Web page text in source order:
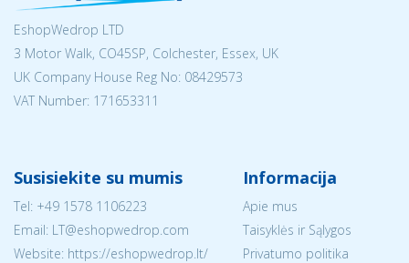
EshopWedrop LTD
3 Motor Walk, CO45SP, Colchester, Essex, UK
UK Company House Reg No: 08429573
VAT Number: 171653311
Susisiekite su mumis
Tel: +49 1578 1106223
Email: LT@eshopwedrop.com
Website: https://eshopwedrop.lt/
Informacija
Apie mus
Taisyklės ir Sąlygos
Privatumo politika